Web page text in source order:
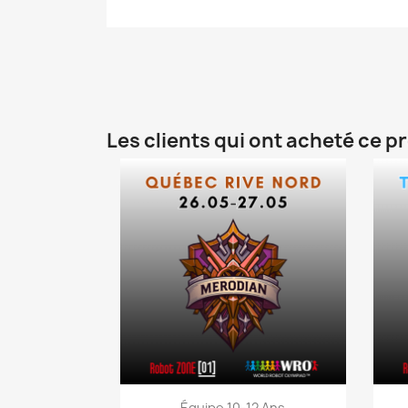
Les clients qui ont acheté ce
Aperçu rapide